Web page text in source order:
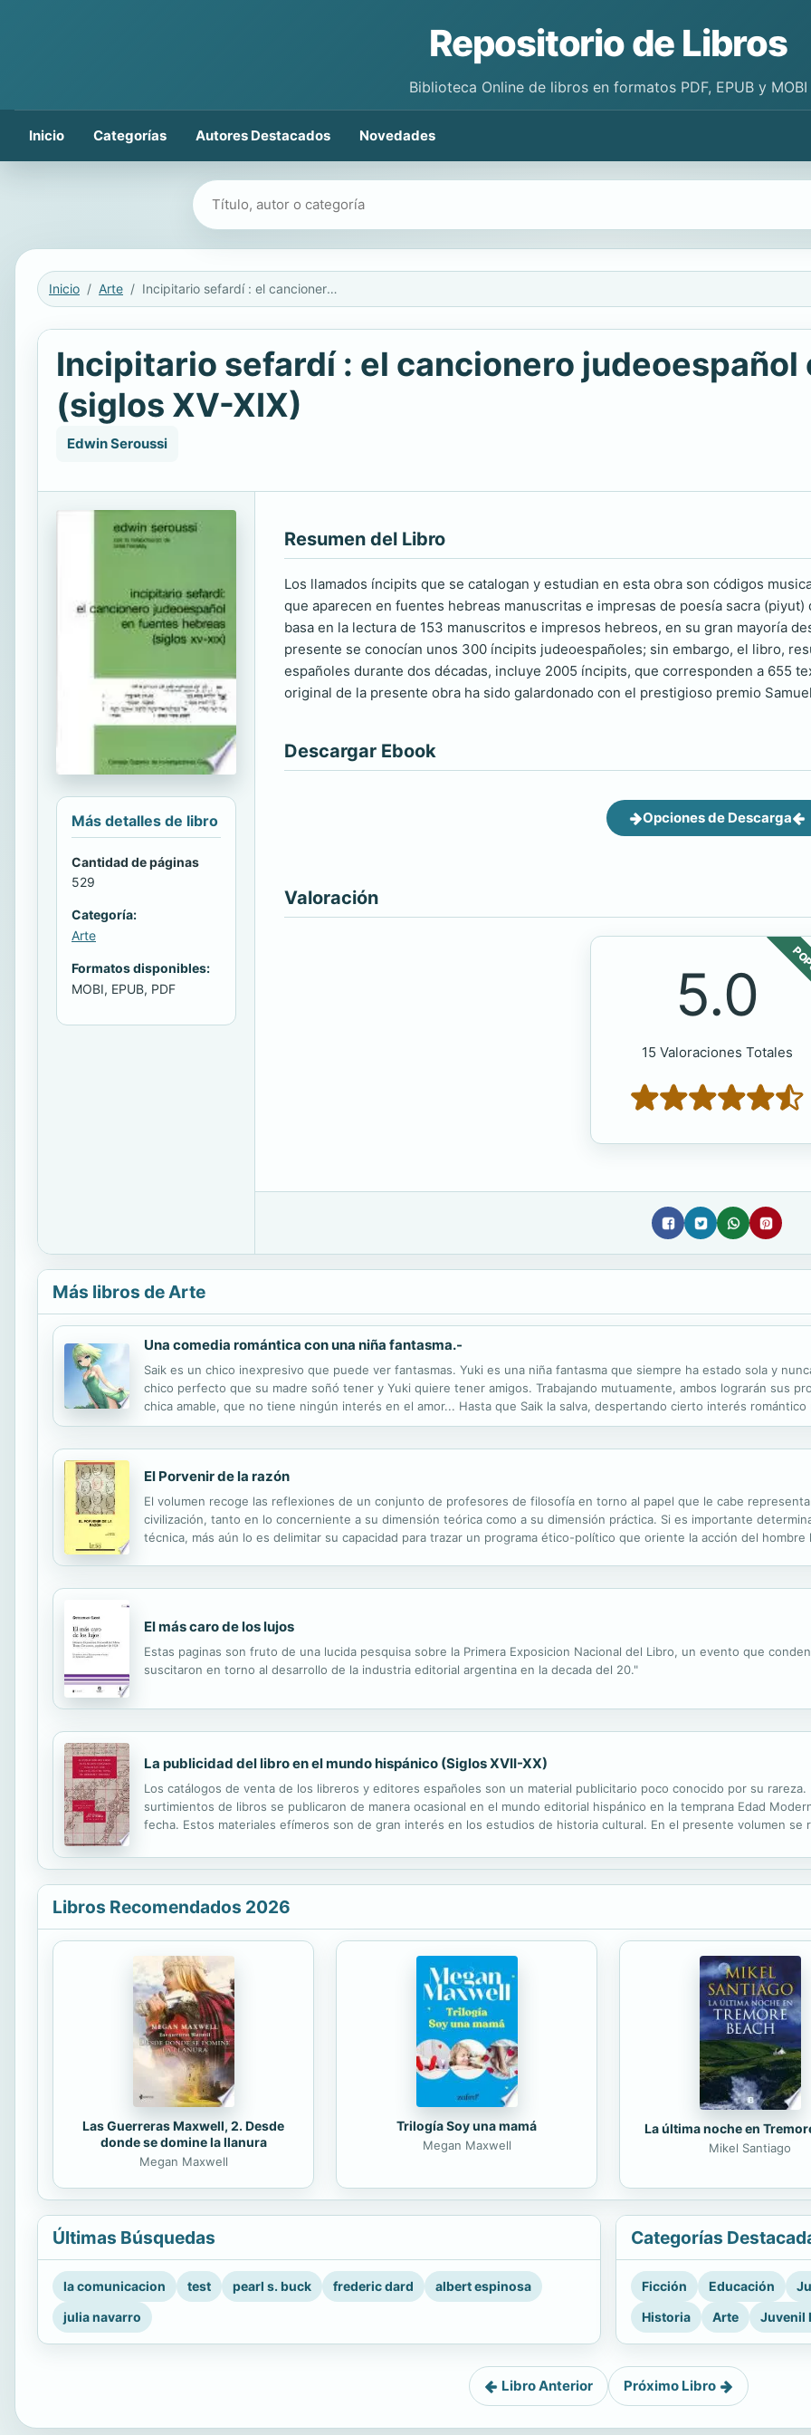
Repositorio de Libros
Biblioteca Online de libros en formatos PDF, EPUB y MOBI
Inicio Categorías Autores Destacados Novedades
Buscar libros
Inicio Arte Incipitario sefardí : el cancionero judeoespañol en fuentes hebreas (siglos XV-XIX)
Incipitario sefardí : el cancionero
(siglos XV-XIX)
Edwin Seroussi
Más detalles de libro
Cantidad de páginas
529
Categoría:
Arte
Formatos disponibles:
MOBI, EPUB, PDF
Resumen del Libro
Los llamados íncipits que se catalogan y estudian en esta obra son códigos
que aparecen en fuentes hebreas manuscritas e impresas de poesía sacra
basa en la lectura de 153 manuscritos e impresos hebreos, en su gran mayoría
presente se conocían unos 300 íncipits judeoespañoles; sin embargo, el libro,
españoles durante dos décadas, incluye 2005 íncipits, que corresponden a 655
original de la presente obra ha sido galardonado con el prestigioso premio
Descargar Ebook
Opciones de Descarga
Valoración
5.0
15 Valoraciones Totales
Más libros de Arte
Una comedia romántica con una niña fantasma.-
Saik es un chico inexpresivo que puede ver fantasmas. Yuki es una niña fantasma que siempre ha estado sola y
chico perfecto que su madre soñó tener y Yuki quiere tener amigos. Trabajando mutuamente, ambos lograrán sus
chica amable, que no tiene ningún interés en el amor... Hasta que Saik la salva, despertando cierto interés
Yuki. "¡¿A-acaso estoy enamorada de Saik?" Sin saberlo, Saik logró enamorar a dos chicas, y algunas más, aunque...
El Porvenir de la razón
El volumen recoge las reflexiones de un conjunto de profesores de filosofía en torno al papel que le cabe
civilización, tanto en lo concerniente a su dimensión teórica como a su dimensión práctica. Si es importante
técnica, más aún lo es delimitar su capacidad para trazar un programa ético-político que oriente la acción del
El más caro de los lujos
Estas paginas son fruto de una lucida pesquisa sobre la Primera Exposicion Nacional del Libro, un evento que
suscitaron en torno al desarrollo de la industria editorial argentina en la decada del 20."
La publicidad del libro en el mundo hispánico (Siglos XVII-XX)
Los catálogos de venta de los libreros y editores españoles son un material publicitario poco conocido por su rareza.
surtimientos de libros se publicaron de manera ocasional en el mundo editorial hispánico en la temprana Edad
fecha. Estos materiales efímeros son de gran interés en los estudios de historia cultural. En el presente volumen se
Libros Recomendados 2026
Las Guerreras Maxwell, 2. Desde
donde se domine la llanura
Megan Maxwell
Trilogía Soy una mamá
Megan Maxwell
La última noche en
Mikel Santiago
Últimas Búsquedas
la comunicacion test pearl s. buck frederic dard
albert espinosa
julia navarro
Categorías
Ficción Educación
Historia
Arte Juvenil
Libro Anterior Próximo Libro